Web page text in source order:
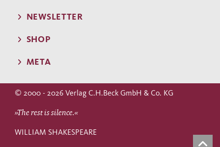
NEWSLETTER
SHOP
META
© 2000 - 2026 Verlag C.H.Beck GmbH & Co. KG
»The rest is silence.«
WILLIAM SHAKESPEARE